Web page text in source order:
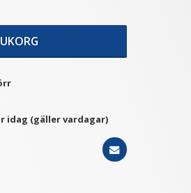
JJC Motljusskydd för Sony
E 18-135mm f/3.5-5.6 OSS
(ALC-SH153)
idag (gäller vardagar)